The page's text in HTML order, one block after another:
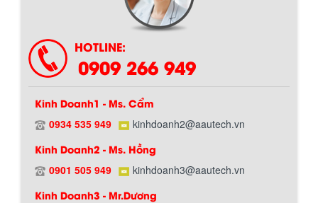
HOTLINE:
0909 266 949
Kinh Doanh1 - Ms. Cẩm
0934 535 949 kinhdoanh2@aautech.vn
Kinh Doanh2 - Ms. Hồng
0901 505 949 kinhdoanh3@aautech.vn
Kinh Doanh3 - Mr.Dương
Hướng dẫn thanh toán mua hàng